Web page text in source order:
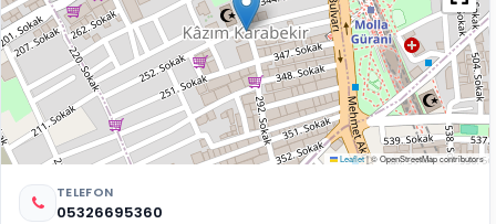
Leaflet|© OpenStreetMap contributors
TELEFON
05326695360